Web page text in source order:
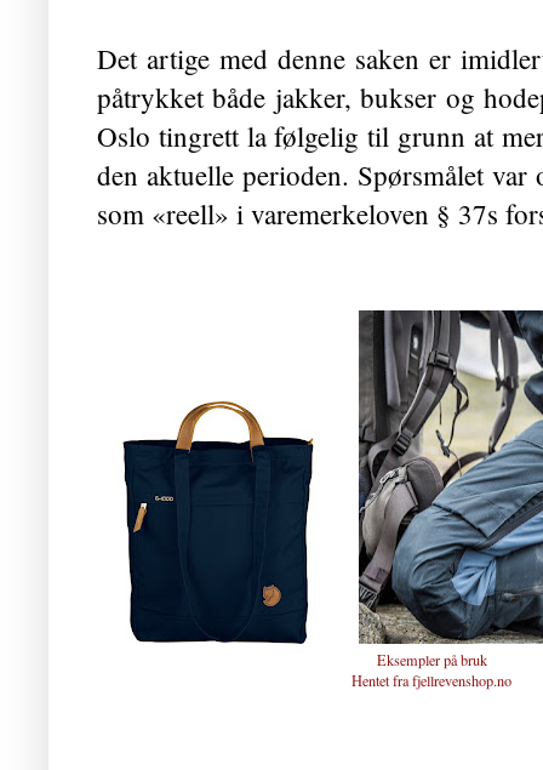
Det artige med denne saken er
påtrykket både jakker, bukser og
Oslo tingrett la følgelig til grunn at
den aktuelle perioden. Spørsmålet
som «reell» i varemerkeloven § 37s
Eksempler på bruk
Hentet fra fjellrevenshop.no